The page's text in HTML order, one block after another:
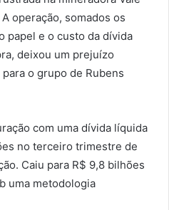
operação, somados os
papel e o custo da dívida
deixou um prejuízo
o grupo de Rubens
com uma dívida líquida
no terceiro trimestre de
Caiu para R$ 9,8 bilhões
uma metodologia